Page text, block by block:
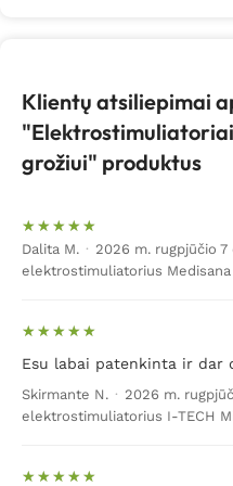
jaučiasi ramesnis, jo
prasta nuotaika.
Po sunkios dienos
– visas kūnas ar tam tikrų
– rankų audiniai;
– nugaros sritis;
Klientų atsiliepimai
grožiui" produktus
Dalita M. · 2026 m. rugpjūčio 7
elektrostimuliatorius Medisana
Esu labai patenkinta ir dar
Skirmante N. · 2026 m.
elektrostimuliatorius I-TECH